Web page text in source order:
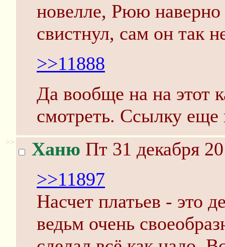
новелле, Рюю наверно
свистнул, сам он так
>>11888
Да вообще на на этот
смотреть. Ссылку еще
>> Ханю Пт 31 декабря
>>11897
Насчет платьев - это
ведьм очень